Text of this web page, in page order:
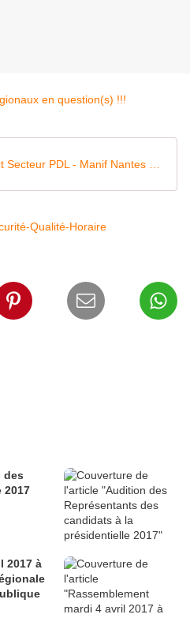
Qualité-Horaire
des
2017
2017 à